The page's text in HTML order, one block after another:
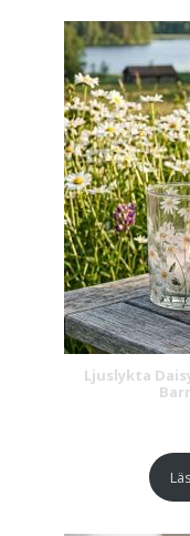
Ljuslykta